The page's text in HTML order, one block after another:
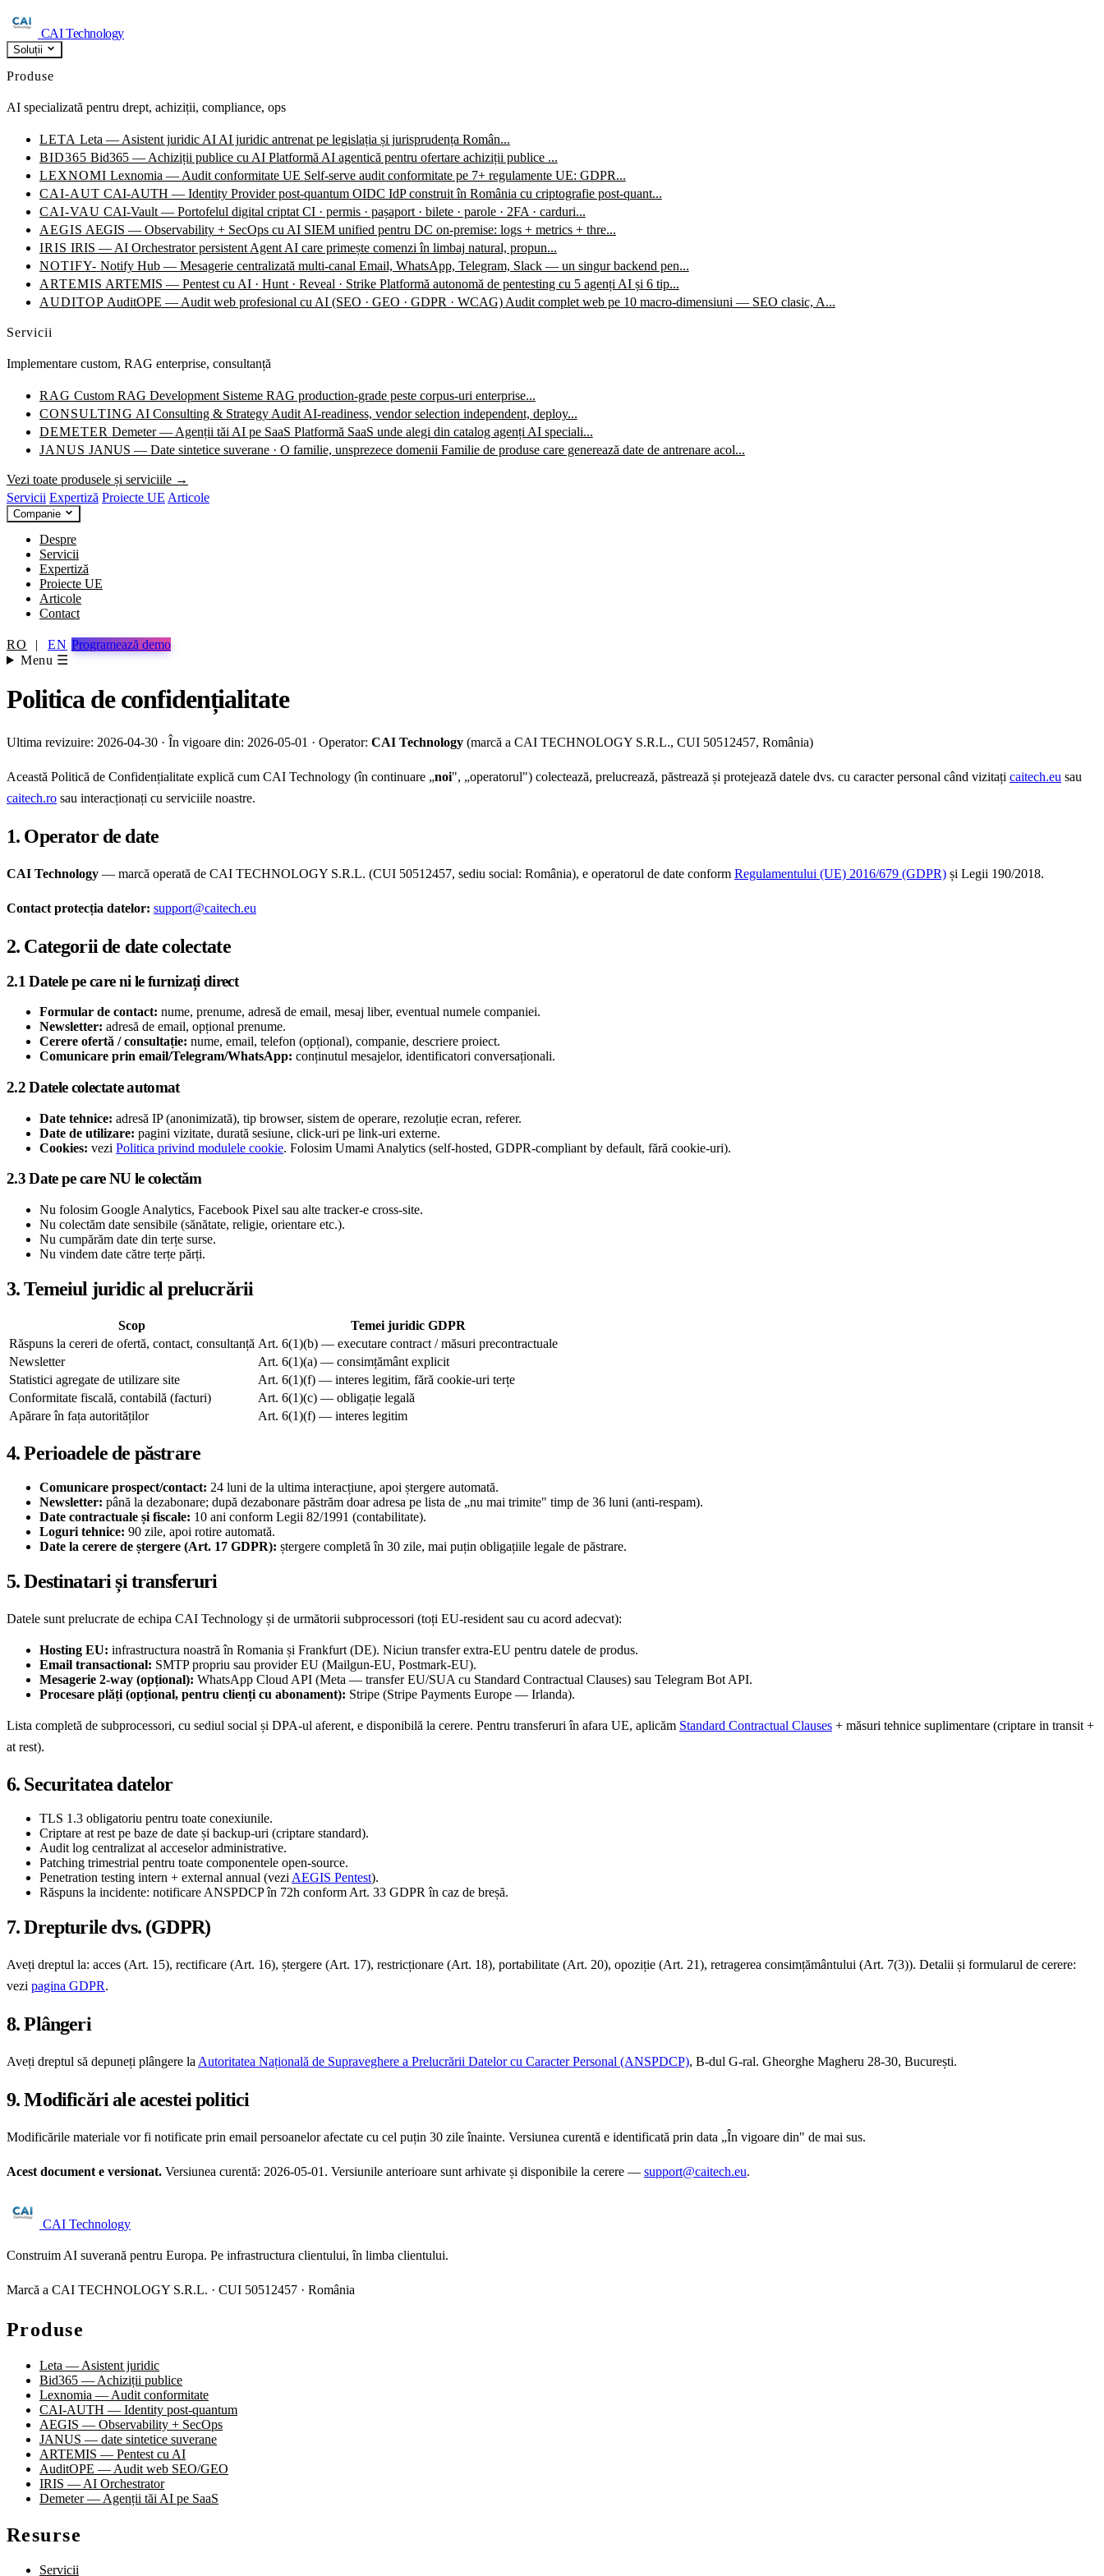
CAI Technology
Soluții
Produse
AI specializată pentru drept, achiziții, compliance, ops
LETA Leta — Asistent juridic AI AI juridic antrenat pe legislația și jurisprudența Român...
BID365 Bid365 — Achiziții publice cu AI Platformă AI agentică pentru ofertare achiziții publice ...
LEXNOMI Lexnomia — Audit conformitate UE Self-serve audit conformitate pe 7+ regulamente UE: GDPR...
CAI-AUT CAI-AUTH — Identity Provider post-quantum OIDC IdP construit în România cu criptografie post-quant...
CAI-VAU CAI-Vault — Portofelul digital criptat CI · permis · pașaport · bilete · parole · 2FA · carduri...
AEGIS AEGIS — Observability + SecOps cu AI SIEM unified pentru DC on-premise: logs + metrics + thre...
IRIS IRIS — AI Orchestrator persistent Agent AI care primește comenzi în limbaj natural, propun...
NOTIFY- Notify Hub — Mesagerie centralizată multi-canal Email, WhatsApp, Telegram, Slack — un singur backend pen...
ARTEMIS ARTEMIS — Pentest cu AI · Hunt · Reveal · Strike Platformă autonomă de pentesting cu 5 agenți AI și 6 tip...
AUDITOP AuditOPE — Audit web profesional cu AI (SEO · GEO · GDPR · WCAG) Audit complet web pe 10 macro-dimensiuni — SEO clasic, A...
Servicii
Implementare custom, RAG enterprise, consultanță
RAG Custom RAG Development Sisteme RAG production-grade peste corpus-uri enterprise...
CONSULTING AI Consulting & Strategy Audit AI-readiness, vendor selection independent, deploy...
DEMETER Demeter — Agenții tăi AI pe SaaS Platformă SaaS unde alegi din catalog agenți AI speciali...
JANUS JANUS — Date sintetice suverane · O familie, unsprezece domenii Familie de produse care generează date de antrenare acol...
Vezi toate produsele și serviciile →
Servicii Expertiză Proiecte UE Articole
Companie
Despre
Servicii
Expertiză
Proiecte UE
Articole
Contact
RO | EN Programează demo
Menu ☰
Politica de confidențialitate
Ultima revizuire: 2026-04-30 · În vigoare din: 2026-05-01 · Operator: CAI Technology (marcă a CAI TECHNOLOGY S.R.L., CUI 50512457, România)
Această Politică de Confidențialitate explică cum CAI Technology (în continuare „noi", „operatorul") colectează, prelucrează, păstrează și protejează datele dvs. cu caracter personal când vizitați caitech.eu sau
caitech.ro sau interacționați cu serviciile noastre.
1. Operator de date
CAI Technology — marcă operată de CAI TECHNOLOGY S.R.L. (CUI 50512457, sediu social: România), e operatorul de date conform Regulamentului (UE) 2016/679 (GDPR) și Legii 190/2018.
Contact protecția datelor: support@caitech.eu
2. Categorii de date colectate
2.1 Datele pe care ni le furnizați direct
Formular de contact: nume, prenume, adresă de email, mesaj liber, eventual numele companiei.
Newsletter: adresă de email, opțional prenume.
Cerere ofertă / consultație: nume, email, telefon (opțional), companie, descriere proiect.
Comunicare prin email/Telegram/WhatsApp: conținutul mesajelor, identificatori conversaționali.
2.2 Datele colectate automat
Date tehnice: adresă IP (anonimizată), tip browser, sistem de operare, rezoluție ecran, referer.
Date de utilizare: pagini vizitate, durată sesiune, click-uri pe link-uri externe.
Cookies: vezi Politica privind modulele cookie. Folosim Umami Analytics (self-hosted, GDPR-compliant by default, fără cookie-uri).
2.3 Date pe care NU le colectăm
Nu folosim Google Analytics, Facebook Pixel sau alte tracker-e cross-site.
Nu colectăm date sensibile (sănătate, religie, orientare etc.).
Nu cumpărăm date din terțe surse.
Nu vindem date către terțe părți.
3. Temeiul juridic al prelucrării
Scop
Temei juridic GDPR
Răspuns la cereri de ofertă, contact, consultanță Art. 6(1)(b) — executare contract / măsuri precontractuale
Newsletter
Art. 6(1)(a) — consimțământ explicit
Statistici agregate de utilizare site
Art. 6(1)(f) — interes legitim, fără cookie-uri terțe
Conformitate fiscală, contabilă (facturi)
Art. 6(1)(c) — obligație legală
Apărare în fața autorităților
Art. 6(1)(f) — interes legitim
4. Perioadele de păstrare
Comunicare prospect/contact: 24 luni de la ultima interacțiune, apoi ștergere automată.
Newsletter: până la dezabonare; după dezabonare păstrăm doar adresa pe lista de „nu mai trimite" timp de 36 luni (anti-respam).
Date contractuale și fiscale: 10 ani conform Legii 82/1991 (contabilitate).
Loguri tehnice: 90 zile, apoi rotire automată.
Date la cerere de ștergere (Art. 17 GDPR): ștergere completă în 30 zile, mai puțin obligațiile legale de păstrare.
5. Destinatari și transferuri
Datele sunt prelucrate de echipa CAI Technology și de următorii subprocessori (toți EU-resident sau cu acord adecvat):
Hosting EU: infrastructura noastră în Romania și Frankfurt (DE). Niciun transfer extra-EU pentru datele de produs.
Email transactional: SMTP propriu sau provider EU (Mailgun-EU, Postmark-EU).
Mesagerie 2-way (opțional): WhatsApp Cloud API (Meta — transfer EU/SUA cu Standard Contractual Clauses) sau Telegram Bot API.
Procesare plăți (opțional, pentru clienți cu abonament): Stripe (Stripe Payments Europe — Irlanda).
Lista completă de subprocessori, cu sediul social și DPA-ul aferent, e disponibilă la cerere. Pentru transferuri în afara UE, aplicăm Standard Contractual Clauses + măsuri tehnice suplimentare (criptare in transit +
at rest).
6. Securitatea datelor
TLS 1.3 obligatoriu pentru toate conexiunile.
Criptare at rest pe baze de date și backup-uri (criptare standard).
Audit log centralizat al acceselor administrative.
Patching trimestrial pentru toate componentele open-source.
Penetration testing intern + external annual (vezi AEGIS Pentest).
Răspuns la incidente: notificare ANSPDCP în 72h conform Art. 33 GDPR în caz de breșă.
7. Drepturile dvs. (GDPR)
Aveți dreptul la: acces (Art. 15), rectificare (Art. 16), ștergere (Art. 17), restricționare (Art. 18), portabilitate (Art. 20), opoziție (Art. 21), retragerea consimțământului (Art. 7(3)). Detalii și formularul de cerere:
vezi pagina GDPR.
8. Plângeri
Aveți dreptul să depuneți plângere la Autoritatea Națională de Supraveghere a Prelucrării Datelor cu Caracter Personal (ANSPDCP), B-dul G-ral. Gheorghe Magheru 28-30, București.
9. Modificări ale acestei politici
Modificările materiale vor fi notificate prin email persoanelor afectate cu cel puțin 30 zile înainte. Versiunea curentă e identificată prin data „În vigoare din" de mai sus.
Acest document e versionat. Versiunea curentă: 2026-05-01. Versiunile anterioare sunt arhivate și disponibile la cerere — support@caitech.eu.
CAI Technology
Construim AI suverană pentru Europa. Pe infrastructura clientului, în limba clientului.
Marcă a CAI TECHNOLOGY S.R.L. · CUI 50512457 · România
Produse
Leta — Asistent juridic
Bid365 — Achiziții publice
Lexnomia — Audit conformitate
CAI-AUTH — Identity post-quantum
AEGIS — Observability + SecOps
JANUS — date sintetice suverane
ARTEMIS — Pentest cu AI
AuditOPE — Audit web SEO/GEO
IRIS — AI Orchestrator
Demeter — Agenții tăi AI pe SaaS
Resurse
Servicii